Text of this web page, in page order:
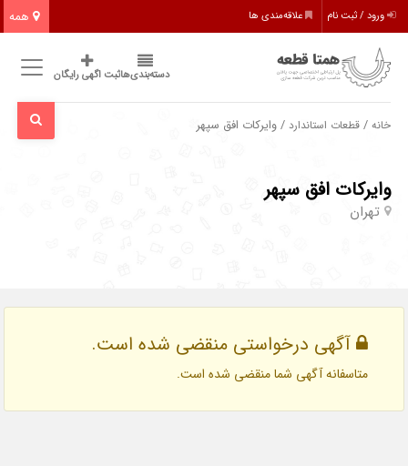
همه ورود / ثبت نام علاقه‌مندی ها
دسته‌بندی‌هاثبت اگهی رایگان
خانه /قطعات استاندارد / وایرکات افق سپهر
وایرکات افق سپهر
تهران
آگهی درخواستی منقضی شده است.
متاسفانه آگهی شما منقضی شده است.